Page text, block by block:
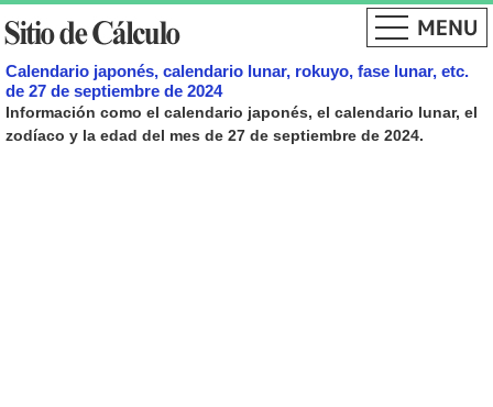
Calendario japonés, calendario lunar, rokuyo, fase lunar, etc.
de 27 de septiembre de 2024
Información como el calendario japonés, el calendario lunar, el
zodíaco y la edad del mes de 27 de septiembre de 2024.